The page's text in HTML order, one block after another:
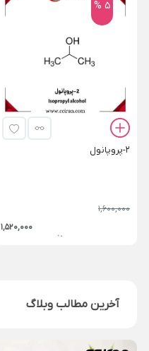
5 %
2-پروپانول
1,600,000
1,520,000
آخرین مطالب وبلاگ